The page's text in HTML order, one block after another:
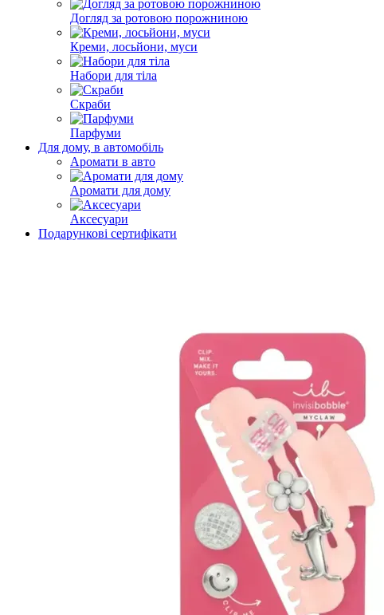
Догляд за ротовою порожниною
Креми, лосьйони, муси
Набори для тіла
Скраби
Парфуми
Для дому, в автомобіль
Аромати в авто
Аромати для дому
Аксесуари
Подарункові сертифікати